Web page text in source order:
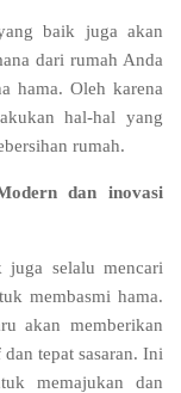
baik juga akan
dari rumah Anda
hama. Oleh karena
hal-hal yang
rumah.
dan inovasi
juga selalu mencari
membasmi hama.
akan memberikan
tepat sasaran. Ini
memajukan dan